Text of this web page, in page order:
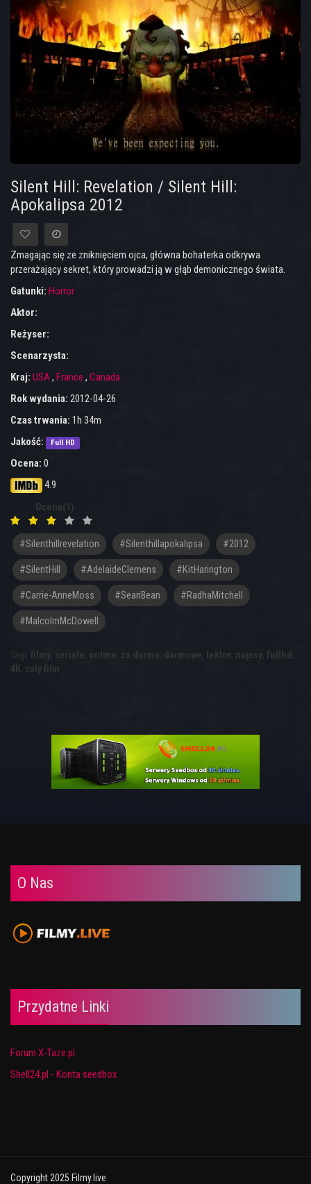
Silent Hill: Revelation / Silent Hill:
Apokalipsa 2012
Zmagając się ze zniknięciem ojca, główna bohaterka odkrywa
przerażający sekret, który prowadzi ją w głąb demonicznego świata.
Gatunki: Horror
Aktor:
Reżyser:
Scenarzysta:
Kraj: USA, France , Canada
Rok wydania: 2012-04-26
Czas trwania: 1h 34m
Jakość:
Full HD
Ocena: 0
4.9
Ocena(1)
#silenthillrevelation #silenthillapokalipsa #2012
#SilentHill #AdelaideClemens #KitHarington
#Carrie-AnneMoss #SeanBean #RadhaMitchell
#MalcolmMcDowell
Tagi: filmy, seriale, online, za darmo, darmowe, lektor, napisy, fullhd ,
4K, cały film
O Nas
Przydatne Linki
Forum X-Taze.pl
Shell24.pl - Konta seedbox
Copyright 2025 Filmy.live